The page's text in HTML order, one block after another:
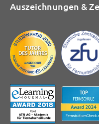
Auszeichnungen &